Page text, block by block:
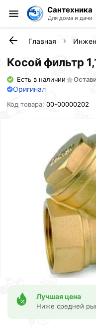
Сантехника
Для дома и дачи
Главная
Косой фильтр
Есть в наличии
Оригинал
Код товара:00-00000202
Лучшая цена
Ниже средней